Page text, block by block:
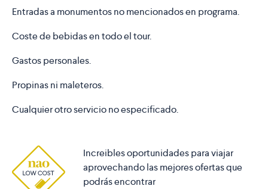
Entradas a monumentos no mencionados en programa.
Coste de bebidas en todo el tour.
Gastos personales.
Propinas ni maleteros.
Cualquier otro servicio no especificado.
Increibles oportunidades para viajar
aprovechando las mejores ofertas que
podrás encontrar